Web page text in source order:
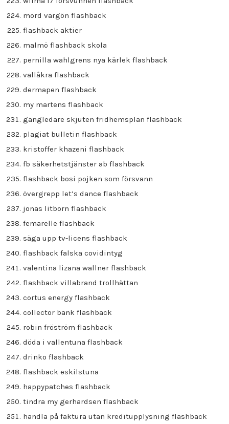
mord vargön flashback
flashback aktier
malmö flashback skola
pernilla wahlgrens nya kärlek flashback
vallåkra flashback
dermapen flashback
my martens flashback
gängledare skjuten fridhemsplan flashback
plagiat bulletin flashback
kristoffer khazeni flashback
fb säkerhetstjänster ab flashback
flashback bosi pojken som försvann
övergrepp let’s dance flashback
jonas litborn flashback
femarelle flashback
säga upp tv-licens flashback
flashback falska covidintyg
valentina lizana wallner flashback
flashback villabrand trollhättan
cortus energy flashback
collector bank flashback
robin fröström flashback
döda i vallentuna flashback
drinko flashback
flashback eskilstuna
happypatches flashback
tindra my gerhardsen flashback
handla på faktura utan kreditupplysning flashback